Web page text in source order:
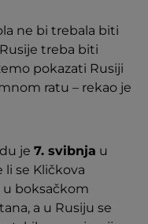
ne bi trebala biti
treba biti
pokazati Rusiji
ratu – rekao je
je 7. svibnja u
li se Kličkova
u boksačkom
a u Rusiju se